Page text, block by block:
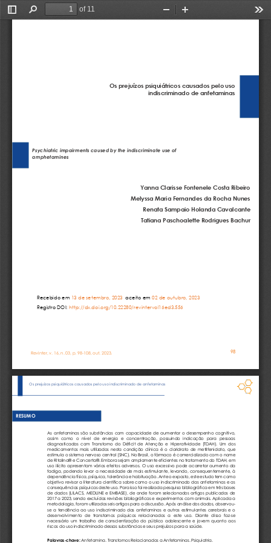
Toggle
Find
of 11
Zoom
98
Revinter, v. 16, n. 03, p. 98- 108, out . 2023.
Os prejuízos psiquiátricos causados pelo uso
indiscriminado de anfetaminas
Psychiatric impairments caused by the indiscriminate use of
amphetamines
Yanna Clarisse Fontenele Costa Ribeiro
Melyssa Maria Fernandes da Rocha Nunes
Renata Sampaio Holanda Cavalcante
Tatiana Paschoalette Rodrigues Bachur
Recebido em 13 de setembro , 2023 aceito em 02 de outubro , 2023
Registro DOI: http://dx.doi.org/10.22280/revintervol1 6ed3 5 56
Os prejuízos psiquiátricos causados pelo uso indiscriminado de anfetaminas
As  anfetaminas  são  substâncias  com  capacidade  de  aumentar  o  desempenho  cognitivo,
assim   como   o   nível   de   energia   e   concentração,   possuindo   indicação   para   pessoas
diagnosticadas  com  Transtorno  do  Déficit  de  Atenção  e
Hiperatividade  (TDAH).  Um  dos
medicamentos mais utilizados  nesta  condição  clínica é  o  cloridrato  de  metilfenidato,
que
estimula o sistema nervoso central (SNC). No Brasil,
o fármaco é comercializado com o nome
de Ritalina® e Concerta®. Embora sejam amplamente eficientes no tratamento do TDAH, em
uso ilícito  apresentam  vários efeitos  adversos.  O  uso  excessivo  pode  acarretar  aumento  da
fadiga, podendo levar a necessidade de  mais estimulante , levando, consequentemente , à
dependência física, psíquica, tolerânci a e habituação.
Ante o exposto, este estudo tem como
objetivo revisar a literatura científica sobre como o uso indiscriminado das anfetaminas e as
consequências psíquicas deste uso. Para isso foi realizada pesquisa bibliográfica em três bases
de  dados  (LIL ACS,  MEDLINE  e  EMBASE),  de  onde  foram  selecionados  artigos  publicados  de
2017 a 2023, sendo excluídas revisões bibliográficas e experimentos com animais. Aplicada a
metodologia, foram utilizados seis artigos para a discussão. Após análise dos dados, observou-
se  a  tendência  ao  uso  indiscriminado  das  anfetaminas  e  outros  estimulantes  cerebrais  e  o
desenvolvimento  de  transtornos  psíquicos  relacionados  a  este  uso.  Diante  disso  faz- se
necessário  um  trabalho  de  conscientização  do  público  adolescente  e  jovem  quant o  aos
riscos do uso indiscriminado dessas substâncias e seus prejuízos para a saúde.
Palavras chave: Anfetamina. Transtornos Relacionados a Anfetaminas. Psiquiatria.
RESUMO